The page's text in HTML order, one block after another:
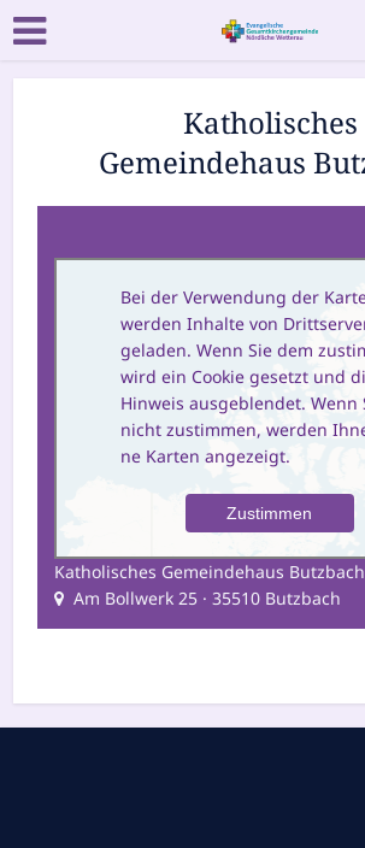
Katholisches
Gemeindehaus
Bei der Verwendung der
wer­den Inhalte von
gela­den. Wenn Sie dem
wird ein Cookie gesetzt und
Hinweis aus­ge­blen­det. Wenn
nicht zustim­men, wer­den
ne Karten angezeigt.
Katholisches Gemeindehaus Butzbach
Am Bollwerk 25 · 35510 Butzbach